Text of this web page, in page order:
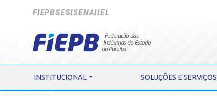
FIEPBSESISENAIIEL
INSTITUCIONAL SOLUÇÕES E SERVIÇOS